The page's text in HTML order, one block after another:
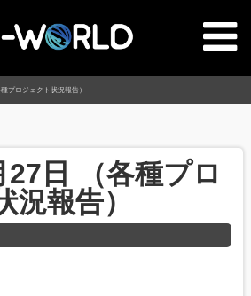
プロジェクト状況報告）
27日 （各種プロ
況報告）